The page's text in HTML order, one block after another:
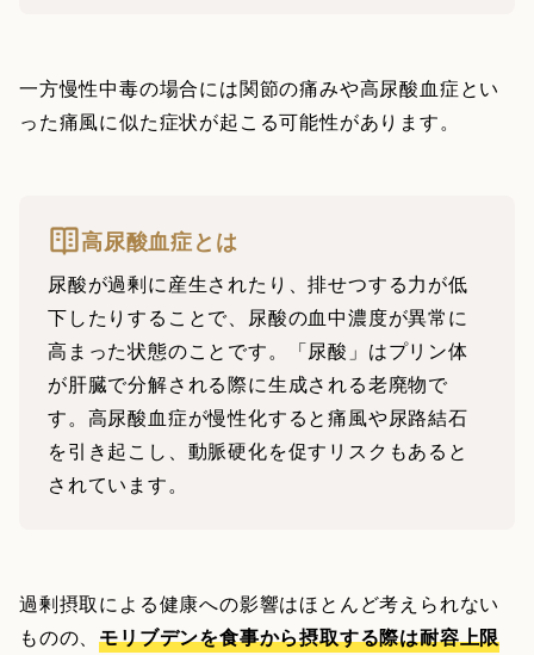
一方慢性中毒の場合には関節の痛みや高尿酸血症とい
った痛風に似た症状が起こる可能性があります。
高尿酸血症とは
尿酸が過剰に産生されたり、排せつする力が低
下したりすることで、尿酸の血中濃度が異常に
高まった状態のことです。「尿酸」はプリン体
が肝臓で分解される際に生成される老廃物で
す。高尿酸血症が慢性化すると痛風や尿路結石
を引き起こし、動脈硬化を促すリスクもあると
されています。
過剰摂取による健康への影響はほとんど考えられない
ものの、モリブデンを食事から摂取する際は耐容上限